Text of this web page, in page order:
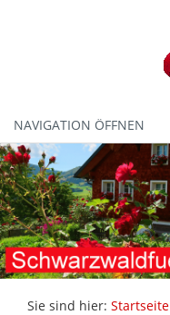
NAVIGATION ÖFFNEN
Sie sind hier: Startseite